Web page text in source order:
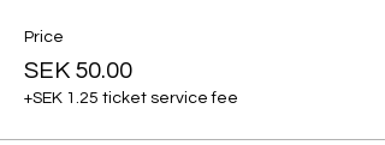
Price
SEK 50.00
+SEK 1.25 ticket service fee